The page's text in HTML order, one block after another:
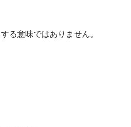
る意味ではありません。